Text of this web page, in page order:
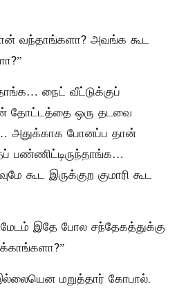
வந்தாங்களா? அவங்க கூட
நைட் வீட்டுக்குப்
தோட்டத்தை ஒரு தடவை
அதுக்காக போனப்ப தான்
பண்ணிட்டிருந்தாங்க…
கூட இருக்குற குமாரி கூட
மேடம் இதே போல சந்தேகத்துக்கு
மறுத்தார் கோபால்.